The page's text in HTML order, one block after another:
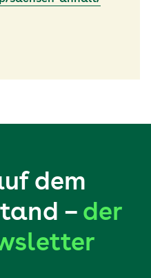
dem
– der